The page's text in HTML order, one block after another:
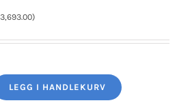
3,693.00)
LEGG I HANDLEKURV